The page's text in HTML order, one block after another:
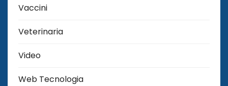
Vaccini
Veterinaria
Video
Web Tecnologia